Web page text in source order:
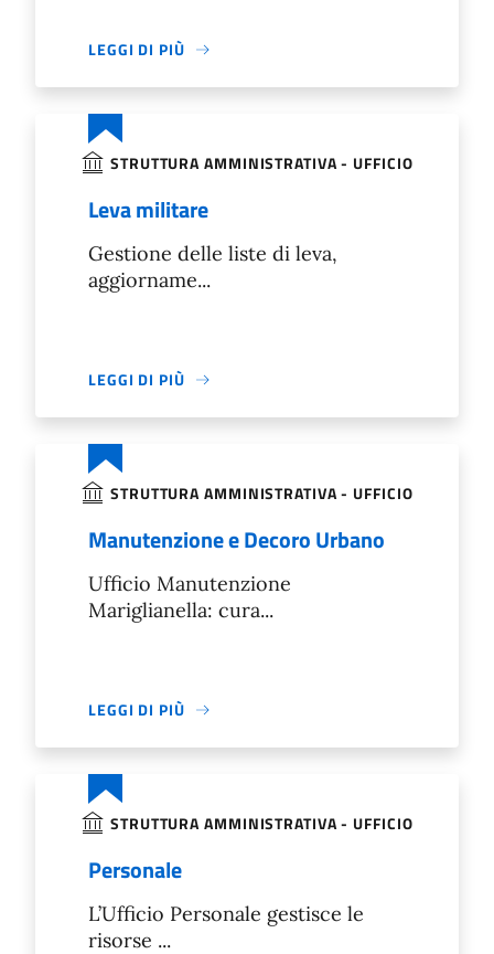
LEGGI DI PIÙ
STRUTTURA AMMINISTRATIVA - UFFICIO
Leva militare
Gestione delle liste di leva,
aggiorname...
LEGGI DI PIÙ
STRUTTURA AMMINISTRATIVA - UFFICIO
Manutenzione e Decoro Urbano
Ufficio Manutenzione
Mariglianella: cura...
LEGGI DI PIÙ
STRUTTURA AMMINISTRATIVA - UFFICIO
Personale
L’Ufficio Personale gestisce le
risorse ...